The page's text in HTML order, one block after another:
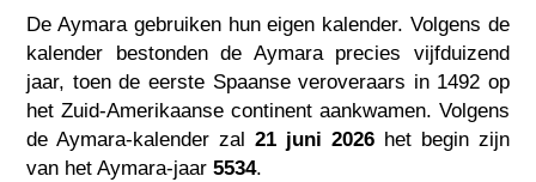
De Aymara gebruiken hun eigen kalender. Volgens de
kalender bestonden de Aymara precies vijfduizend
jaar, toen de eerste Spaanse veroveraars in 1492 op
het Zuid-Amerikaanse continent aankwamen. Volgens
de Aymara-kalender zal21 juni 2026het begin zijn
van het Aymara-jaar5534.